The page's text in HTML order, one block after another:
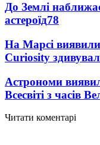
До Землі
астероїд78
На Марсі
Curiosity
Астрономи
Всесвіті з часів
Читати коментарі